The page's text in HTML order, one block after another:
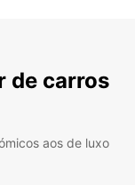
de carros
aos de luxo